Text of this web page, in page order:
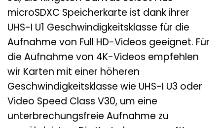
microSDXC Speicherkarte ist dank ihrer
UHS-I U1 Geschwindigkeitsklasse für die
Aufnahme von Full HD-Videos geeignet. Für
die Aufnahme von 4K-Videos empfehlen
wir Karten mit einer höheren
Geschwindigkeitsklasse wie UHS-I U3 oder
Video Speed Class V30, um eine
unterbrechungsfreie Aufnahme zu